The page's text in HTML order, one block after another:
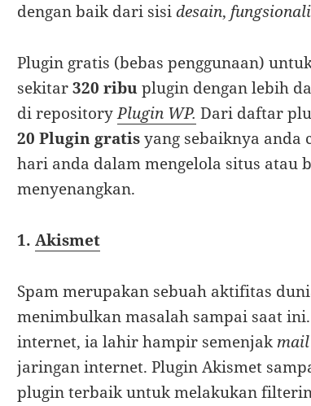
dengan baik dari sisidesain,
Plugin gratis (bebas penggunaan)
sekitar320 ribuplugin dengan lebih
di repositoryPlugin WP. Dari daftar
20 Plugin gratisyang sebaiknya anda
hari anda dalam mengelola situs atau
menyenangkan.
1.Akismet
Spam merupakan sebuah aktifitas
menimbulkan masalah sampai saat
internet, ia lahir hampir semenjak
jaringan internet. Plugin Akismet
plugin terbaik untuk melakukan